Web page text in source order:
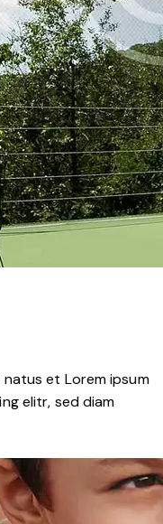
et Lorem ipsum
elitr, sed diam